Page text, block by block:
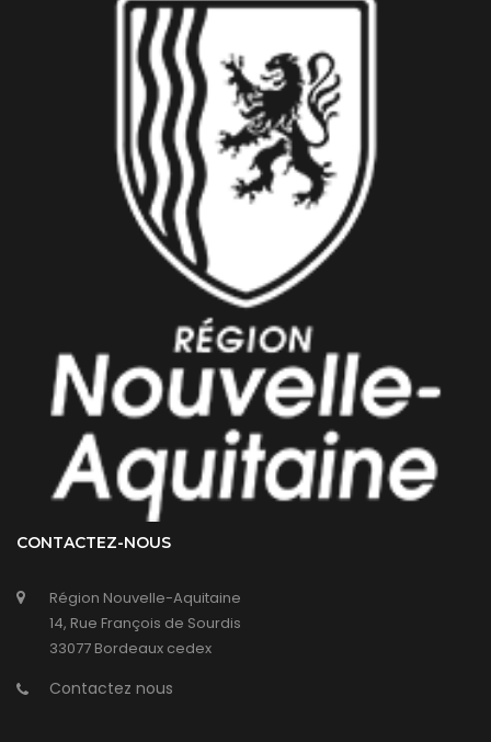
CONTACTEZ-NOUS
Région Nouvelle-Aquitaine
14, Rue François de Sourdis
33077 Bordeaux cedex
Contactez nous